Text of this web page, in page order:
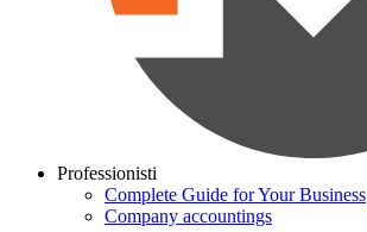
Professionisti
Complete Guide for Your Business
Company accountings